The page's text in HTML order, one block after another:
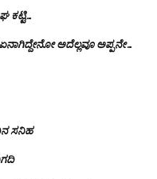
ಕಟ್ಟಿ…
ಅದೆಲ್ಲವೂ ಅಪ್ಪನೇ…
ಸನಿಹ